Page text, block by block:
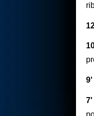
9'
7'